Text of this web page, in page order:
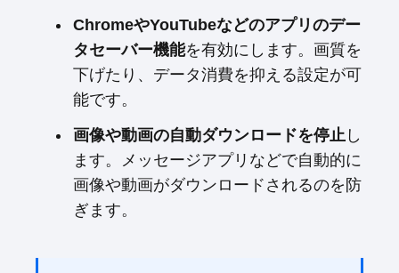
ChromeやYouTubeなどのアプリのデー
タセーバー機能を有効にします。画質を
下げたり、データ消費を抑える設定が可
能です。
画像や動画の自動ダウンロードを停止 し
ます。メッセージアプリなどで自動的に
画像や動画がダウンロードされるのを防
ぎます。